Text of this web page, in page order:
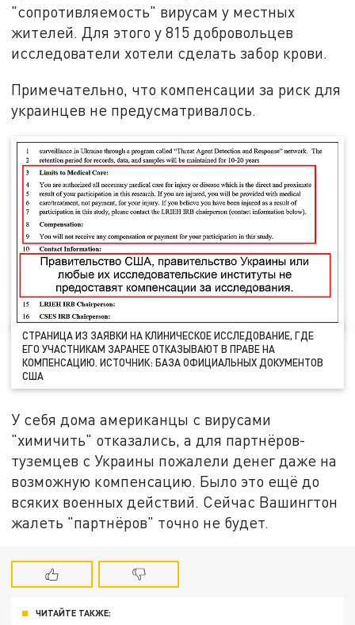
"сопротивляемость" вирусам у местных
жителей. Для этого у 815 добровольцев
исследователи хотели сделать забор крови.
Примечательно, что компенсации за риск для
украинцев не предусматривалось.
СТРАНИЦА ИЗ ЗАЯВКИ НА КЛИНИЧЕСКОЕ ИССЛЕДОВАНИЕ, ГДЕ
ЕГО УЧАСТНИКАМ ЗАРАНЕЕ ОТКАЗЫВАЮТ В ПРАВЕ НА
КОМПЕНСАЦИЮ. ИСТОЧНИК: БАЗА ОФИЦИАЛЬНЫХ ДОКУМЕНТОВ
США
У себя дома американцы с вирусами
"химичить" отказались, а для партнёров-
туземцев с Украины пожалели денег даже на
возможную компенсацию. Было это ещё до
всяких военных действий. Сейчас Вашингтон
жалеть "партнёров" точно не будет.
ЧИТАЙТЕ ТАКЖЕ: